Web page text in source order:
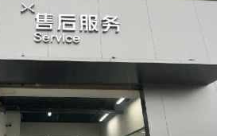
鹏APP预约，如约抵达小鹏